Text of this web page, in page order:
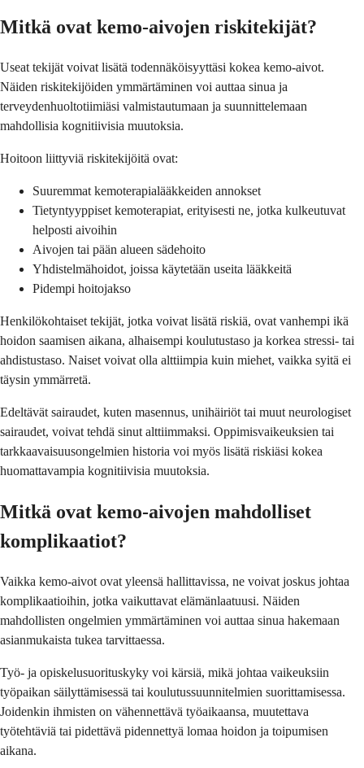
Mitkä ovat kemo-aivojen riskitekijät?
Useat tekijät voivat lisätä todennäköisyyttäsi kokea kemo-aivot.
Näiden riskitekijöiden ymmärtäminen voi auttaa sinua ja
terveydenhuoltotiimiäsi valmistautumaan ja suunnittelemaan
mahdollisia kognitiivisia muutoksia.
Hoitoon liittyviä riskitekijöitä ovat:
Suuremmat kemoterapialääkkeiden annokset
Tietyntyyppiset kemoterapiat, erityisesti ne, jotka kulkeutuvat
helposti aivoihin
Aivojen tai pään alueen sädehoito
Yhdistelmähoidot, joissa käytetään useita lääkkeitä
Pidempi hoitojakso
Henkilökohtaiset tekijät, jotka voivat lisätä riskiä, ovat vanhempi ikä
hoidon saamisen aikana, alhaisempi koulutustaso ja korkea stressi- tai
ahdistustaso. Naiset voivat olla alttiimpia kuin miehet, vaikka syitä ei
täysin ymmärretä.
Edeltävät sairaudet, kuten masennus, unihäiriöt tai muut neurologiset
sairaudet, voivat tehdä sinut alttiimmaksi. Oppimisvaikeuksien tai
tarkkaavaisuusongelmien historia voi myös lisätä riskiäsi kokea
huomattavampia kognitiivisia muutoksia.
Mitkä ovat kemo-aivojen mahdolliset
komplikaatiot?
Vaikka kemo-aivot ovat yleensä hallittavissa, ne voivat joskus johtaa
komplikaatioihin, jotka vaikuttavat elämänlaatuusi. Näiden
mahdollisten ongelmien ymmärtäminen voi auttaa sinua hakemaan
asianmukaista tukea tarvittaessa.
Työ- ja opiskelusuorituskyky voi kärsiä, mikä johtaa vaikeuksiin
työpaikan säilyttämisessä tai koulutussuunnitelmien suorittamisessa.
Joidenkin ihmisten on vähennettävä työaikaansa, muutettava
työtehtäviä tai pidettävä pidennettyä lomaa hoidon ja toipumisen
aikana.